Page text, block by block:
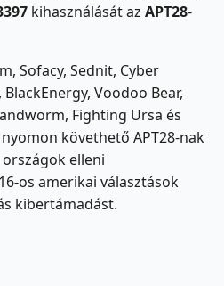
kihasználását az APT28-
Sofacy, Sednit, Cyber
Voodoo Bear,
Fighting Ursa és
követhető APT28-nak
elleni
os amerikai választások
kibertámadást.